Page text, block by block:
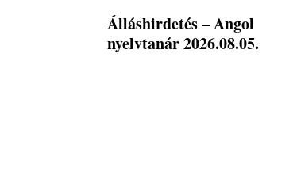
Álláshirdetés – Angol
nyelvtanár 2026.08.05.